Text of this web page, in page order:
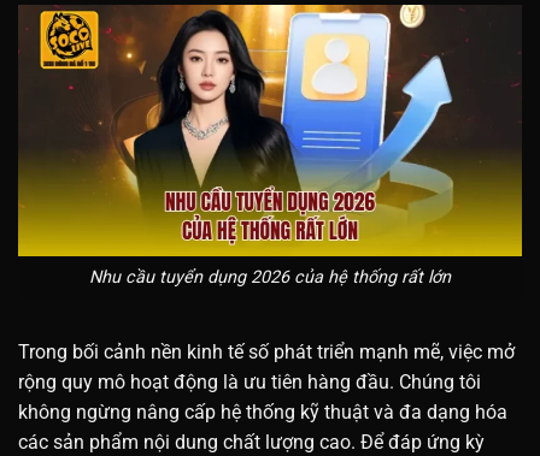
Nhu cầu tuyển dụng 2026 của hệ thống rất lớn
Trong bối cảnh nền kinh tế số phát triển mạnh mẽ, việc mở
rộng quy mô hoạt động là ưu tiên hàng đầu. Chúng tôi
không ngừng nâng cấp hệ thống kỹ thuật và đa dạng hóa
các sản phẩm nội dung chất lượng cao. Để đáp ứng kỳ